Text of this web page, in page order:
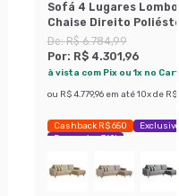
Sofá 4 Lugares
Chaise Direito
De:R$ 6.784,99
Por: R$ 4.301,96
à vista com Pix ou 1x no
ou R$ 4.779,96 em até 10x de R$
Cashback R$ 650
Economize 36%